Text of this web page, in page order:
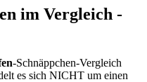
im Vergleich -
-Schnäppchen-Vergleich
es sich NICHT um einen